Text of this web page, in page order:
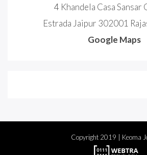
4 Khandela Casa Sansar
Estrada Jaipur 302001
Google Maps
Copyright 2019 | Keoma